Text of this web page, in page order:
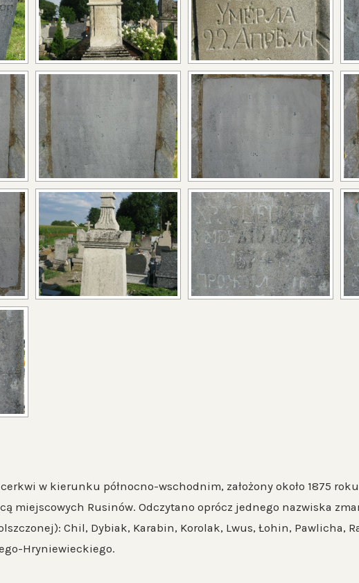
cerkwi w kierunku północno-wschodnim, założony około 1875
miejscowych Rusinów. Odczytano oprócz jednego nazwiska
Chil, Dybiak, Karabin, Korolak, Lwus, Łohin, Pawlicha,
Hryniewieckiego.